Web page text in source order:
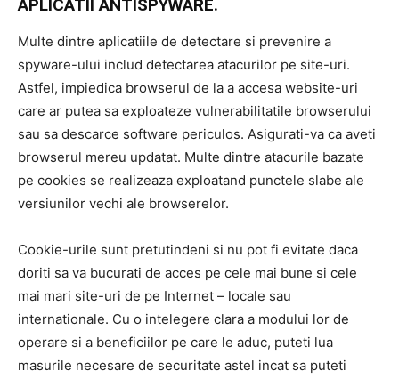
APLICATII ANTISPYWARE.
Multe dintre aplicatiile de detectare si prevenire a
spyware-ului includ detectarea atacurilor pe site-uri.
Astfel, impiedica browserul de la a accesa website-uri
care ar putea sa exploateze vulnerabilitatile browserului
sau sa descarce software periculos. Asigurati-va ca aveti
browserul mereu updatat. Multe dintre atacurile bazate
pe cookies se realizeaza exploatand punctele slabe ale
versiunilor vechi ale browserelor.
Cookie-urile sunt pretutindeni si nu pot fi evitate daca
doriti sa va bucurati de acces pe cele mai bune si cele
mai mari site-uri de pe Internet – locale sau
internationale. Cu o intelegere clara a modului lor de
operare si a beneficiilor pe care le aduc, puteti lua
masurile necesare de securitate astel incat sa puteti